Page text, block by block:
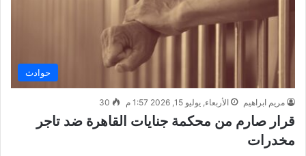
حوادث
مريم ابراهيم الأربعاء, يوليو 15, 2026 1:57 م 30
قرار صارم من محكمة جنايات القاهرة ضد تاجر
مخدرات